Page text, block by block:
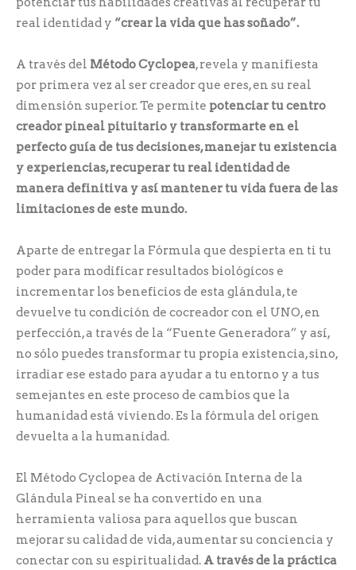
real identidad y “crear la vida que has soñado”.
A través del Método Cyclopea, revela y manifiesta
por primera vez al ser creador que eres, en su real
dimensión superior. Te permite potenciar tu centro
creador pineal pituitario y transformarte en el
perfecto guía de tus decisiones, manejar tu existencia
y experiencias, recuperar tu real identidad de
manera definitiva y así mantener tu vida fuera de las
limitaciones de este mundo.
Aparte de entregar la Fórmula que despierta en ti tu
poder para modificar resultados biológicos e
incrementar los beneficios de esta glándula, te
devuelve tu condición de cocreador con el UNO, en
perfección, a través de la “Fuente Generadora” y así,
no sólo puedes transformar tu propia existencia, sino,
irradiar ese estado para ayudar a tu entorno y a tus
semejantes en este proceso de cambios que la
humanidad está viviendo. Es la fórmula del origen
devuelta a la humanidad.
El Método Cyclopea de Activación Interna de la
Glándula Pineal se ha convertido en una
herramienta valiosa para aquellos que buscan
mejorar su calidad de vida, aumentar su conciencia y
conectar con su espiritualidad. A través de la práctica